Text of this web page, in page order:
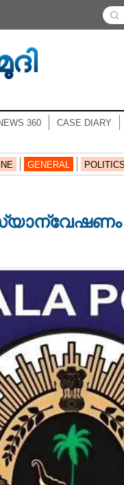
360 CASE DIARY
GENERAL POLITICS